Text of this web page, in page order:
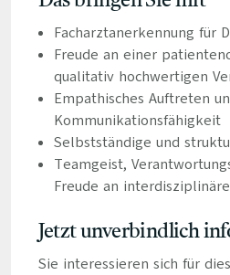
Facharztanerkennung für
Freude an einer
qualitativ hochwertigen
Empathisches Auftreten
Kommunikationsfähigkeit
Selbstständige und
Teamgeist,
Freude an
Jetzt unverbindlich
Sie interessieren sich für